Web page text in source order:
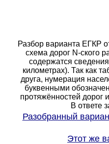
Разбор варианта ЕГКР
схема дорог N-ского
содержатся
километрах). Так как
друга, нумерация
буквенными
протяжённостей дорог
В ответе
Разобранный
Этот же